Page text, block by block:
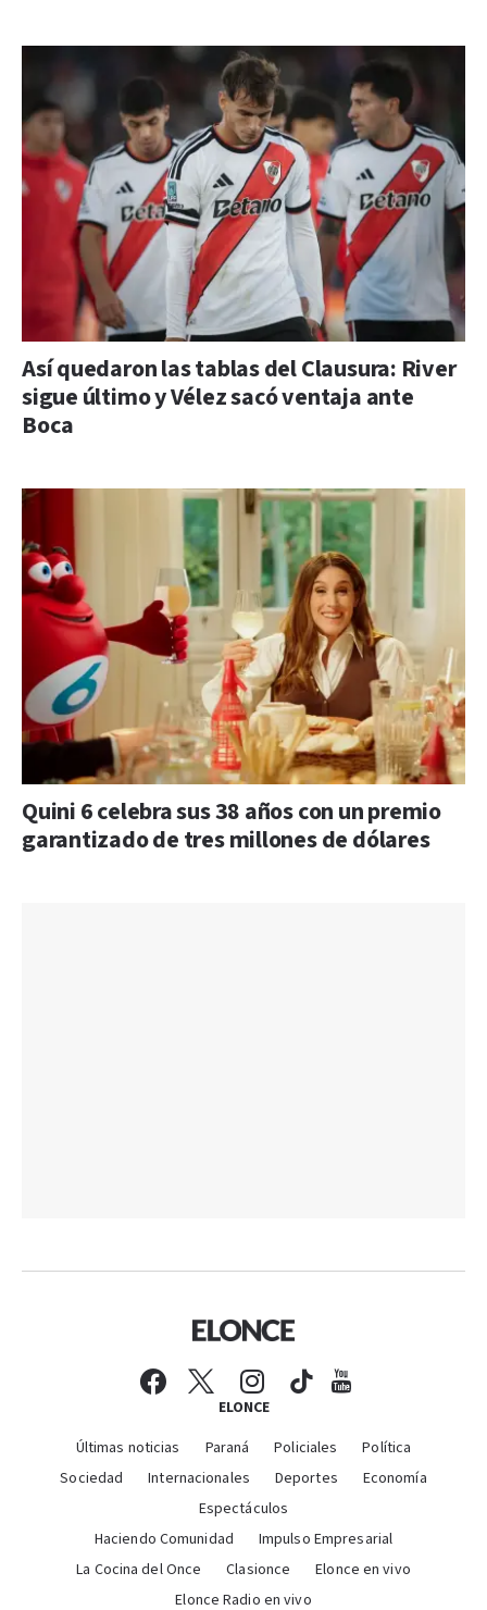
Así quedaron las tablas del Clausura: River
sigue último y Vélez sacó ventaja ante
Boca
Quini 6 celebra sus 38 años con un premio
garantizado de tres millones de dólares
ELONCE
Últimas noticias Paraná Policiales
Política
Sociedad
Internacionales Deportes
Economía
Espectáculos
Haciendo Comunidad
Impulso Empresarial
La Cocina del Once
Clasionce
Elonce en vivo
Elonce Radio en vivo